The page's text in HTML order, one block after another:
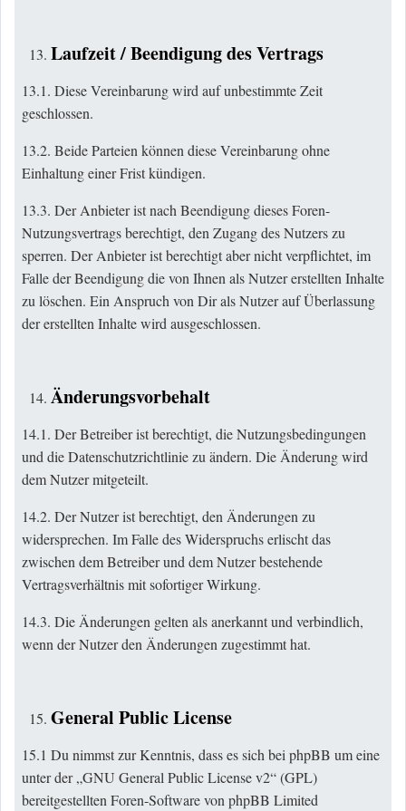
Laufzeit / Beendigung des Vertrags
13.1. Diese Vereinbarung wird auf unbestimmte Zeit
geschlossen.
13.2. Beide Parteien können diese Vereinbarung ohne
Einhaltung einer Frist kündigen.
13.3. Der Anbieter ist nach Beendigung dieses Foren-
Nutzungsvertrags berechtigt, den Zugang des Nutzers zu
sperren. Der Anbieter ist berechtigt aber nicht verpflichtet, im
Falle der Beendigung die von Ihnen als Nutzer erstellten Inhalte
zu löschen. Ein Anspruch von Dir als Nutzer auf Überlassung
der erstellten Inhalte wird ausgeschlossen.
Änderungsvorbehalt
14.1. Der Betreiber ist berechtigt, die Nutzungsbedingungen
und die Datenschutzrichtlinie zu ändern. Die Änderung wird
dem Nutzer mitgeteilt.
14.2. Der Nutzer ist berechtigt, den Änderungen zu
widersprechen. Im Falle des Widerspruchs erlischt das
zwischen dem Betreiber und dem Nutzer bestehende
Vertragsverhältnis mit sofortiger Wirkung.
14.3. Die Änderungen gelten als anerkannt und verbindlich,
wenn der Nutzer den Änderungen zugestimmt hat.
General Public License
15.1 Du nimmst zur Kenntnis, dass es sich bei phpBB um eine
unter der „GNU General Public License v2“ (GPL)
bereitgestellten Foren-Software von phpBB Limited